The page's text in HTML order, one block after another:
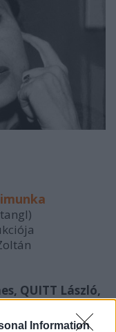
Information
QUITT László,
SZALAY